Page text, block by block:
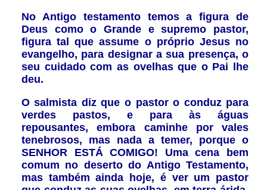
No Antigo testamento temos a figura de
Deus como o Grande e supremo pastor,
figura tal que assume o próprio Jesus no
evangelho, para designar a sua presença, o
seu cuidado com as ovelhas que o Pai lhe
deu.
O salmista diz que o pastor o conduz para
verdes pastos, e para às águas
repousantes, embora caminhe por vales
tenebrosos, mas nada a temer, porque o
SENHOR ESTÁ COMIGO! Uma cena bem
comum no deserto do Antigo Testamento,
mas também ainda hoje, é ver um pastor